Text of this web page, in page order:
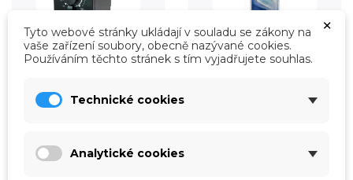
Úprava vody
×
Tyto webové stránky ukládají v souladu se zákony na
vaše zařízení soubory, obecně nazývané cookies.
Používáním těchto stránek s tím vyjadřujete souhlas.
Technické cookies
Analytické cookies